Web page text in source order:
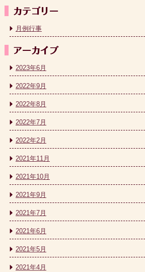
月例行事
2023年6月
2022年9月
2022年8月
2022年7月
2022年2月
2021年11月
2021年10月
2021年9月
2021年7月
2021年6月
2021年5月
2021年4月